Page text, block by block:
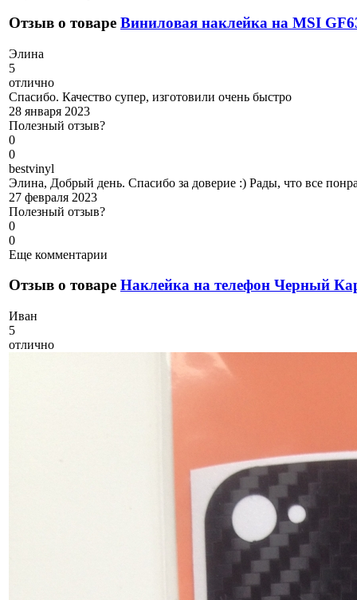
Отзыв о товаре Виниловая наклейка на MSI
Элина
5
отлично
Спасибо. Качество супер, изготовили очень быстро
28 января 2023
Полезный отзыв?
0
0
bestvinyl
Элина, Добрый день. Спасибо за доверие :) Рады, что все
27 февраля 2023
Полезный отзыв?
0
0
Еще комментарии
Отзыв о товаре Наклейка на телефон Черный
Иван
5
отлично